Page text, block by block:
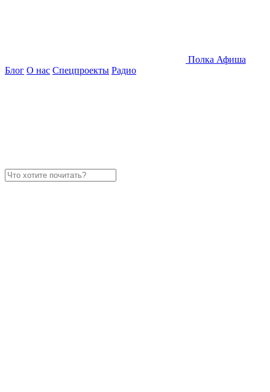
Полка Афиша
Блог О нас Спецпроекты Радио